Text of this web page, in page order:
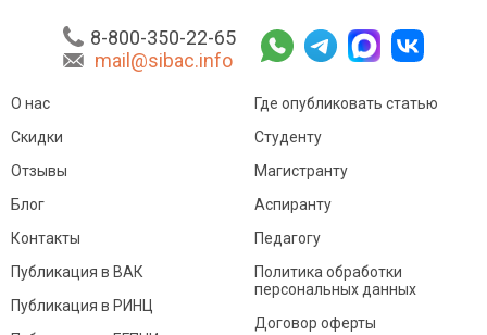
8-800-350-22-65
mail@sibac.info
О нас
Скидки
Отзывы
Блог
Контакты
Где опубликовать статью
Студенту
Магистранту
Аспиранту
Педагогу
Публикация в ВАК
Публикация в РИНЦ
Политика обработки
персональных данных
Договор оферты